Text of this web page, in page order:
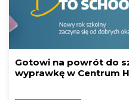
Gotowi na powrót do
wyprawkę w Centrum